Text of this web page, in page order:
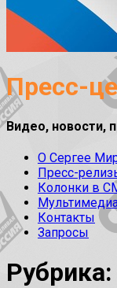
Пресс-
Видео, новости,
О Сергее
Пресс-
Колонки в
Контакты
Запросы